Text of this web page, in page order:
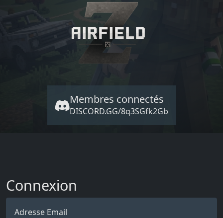
Membres connectés
DISCORD.GG/8q3SGfk2Gb
Connexion
Adresse Email